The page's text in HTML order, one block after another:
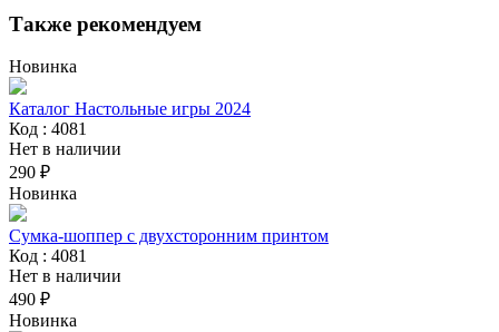
Также рекомендуем
Новинка
Каталог Настольные игры 2024
Код : 4081
Нет в наличии
290 ₽
Новинка
Сумка-шоппер с двухсторонним принтом
Код : 4081
Нет в наличии
490 ₽
Новинка